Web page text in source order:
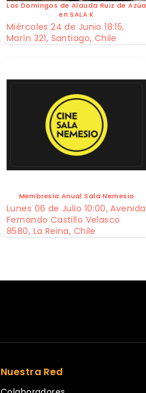
Los Domingos de Alauda Ruiz de Azúa
en SALA K
Miércoles 24 de Junio 18:15,
Marín 321, Santiago, Chile
Membresía Anual Sala Nemesio
Lunes 06 de Julio 10:00, Avenida
Fernando Castillo Velasco
8580, La Reina, Chile
Nuestra Red